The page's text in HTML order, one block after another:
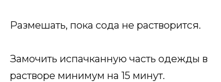
Размешать, пока сода не растворится.
Замочить испачканную часть одежды в
растворе минимум на 15 минут.